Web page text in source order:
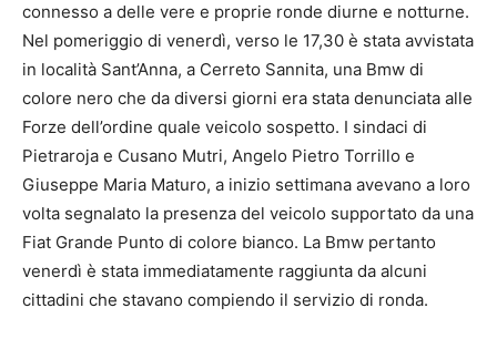
connesso a delle vere e proprie ronde diurne e notturne.
Nel pomeriggio di venerdì, verso le 17,30 è stata avvistata
in località Sant’Anna, a Cerreto Sannita, una Bmw di
colore nero che da diversi giorni era stata denunciata alle
Forze dell’ordine quale veicolo sospetto. I sindaci di
Pietraroja e Cusano Mutri, Angelo Pietro Torrillo e
Giuseppe Maria Maturo, a inizio settimana avevano a loro
volta segnalato la presenza del veicolo supportato da una
Fiat Grande Punto di colore bianco. La Bmw pertanto
venerdì è stata immediatamente raggiunta da alcuni
cittadini che stavano compiendo il servizio di ronda.